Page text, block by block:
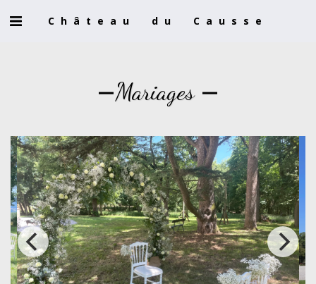
Château du Causse
Mariages